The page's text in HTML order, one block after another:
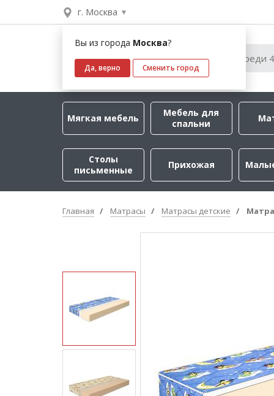
г. Москва
Вы из города Москва?
Да, верно Сменить город
Мягкая мебель
Мебель для
спальни
Столы
письменные
Прихожая
Главная Матрасы Матрасы детские